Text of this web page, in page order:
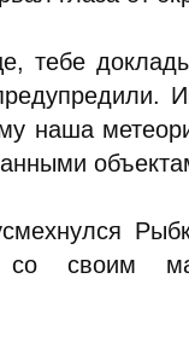
тебе
наша
своим